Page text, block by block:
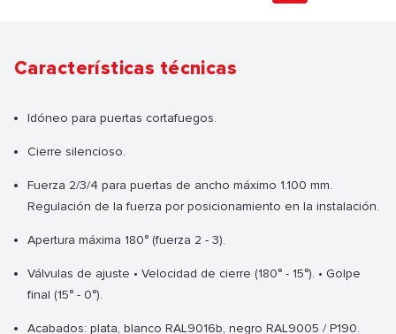
Características técnicas
Idóneo para puertas cortafuegos.
Cierre silencioso.
Fuerza 2/3/4 para puertas de ancho máximo 1.100 mm.
Regulación de la fuerza por posicionamiento en la instalación.
Apertura máxima 180° (fuerza 2 - 3).
Válvulas de ajuste • Velocidad de cierre (180° - 15°). • Golpe
final (15° - 0°).
Acabados: plata, blanco RAL9016b, negro RAL9005 / P190.